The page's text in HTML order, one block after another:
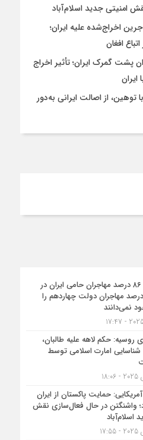
امنیتی جدید اسلام‌آباد
اخراج‌شده علیه ایران؛
افغان
پشت گمرک ایران؛ تأثیر اخراج
توهین، از اصالت ایرانی به‌دور
شناختیک| ۸۶ درصد مهاجران حامی ایران در
جنگ؛ ۷۵ درصد مهاجران دولت چهاردهم را
نمی‌دانند
روسیه: حکم لاهه علیه طالبان،
شناسایی امارت اسلامی توسط
حمایت پاکستان از ایران
واشنگتن در حال فعال‌سازی نقش
اسلام‌آباد